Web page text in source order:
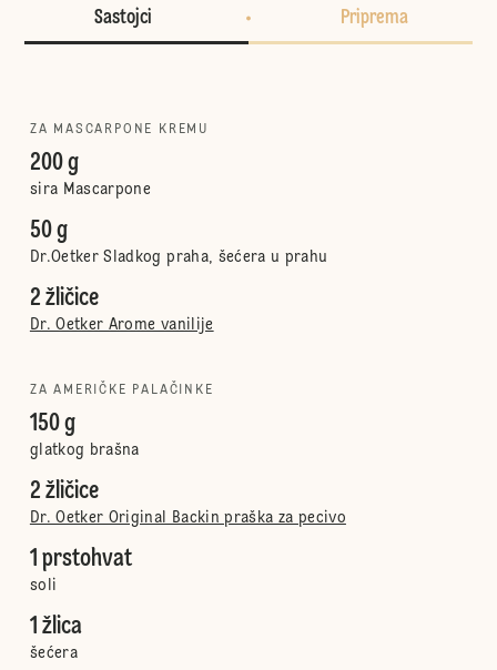
Sastojci Priprema
ZA MASCARPONE KREMU
200 g
sira Mascarpone
50 g
Dr.Oetker Sladkog praha, šećera u prahu
2 žličice
Dr. Oetker Arome vanilije
ZA AMERIČKE PALAČINKE
150 g
glatkog brašna
2 žličice
Dr. Oetker Original Backin praška za pecivo
1 prstohvat
soli
1 žlica
šećera